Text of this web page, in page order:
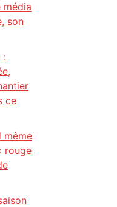
média
son
:
ce
même
rouge